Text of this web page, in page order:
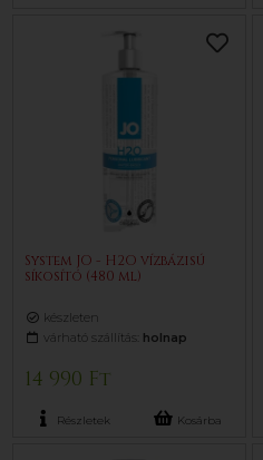
System JO - H2O vízbázisú
síkosító (480 ml)
készleten
várható szállítás: holnap
14 990 Ft
Részletek Kosárba